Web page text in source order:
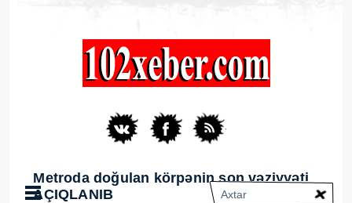
Metroda doğulan körpənin son vəziyyəti
AÇIQLANIB